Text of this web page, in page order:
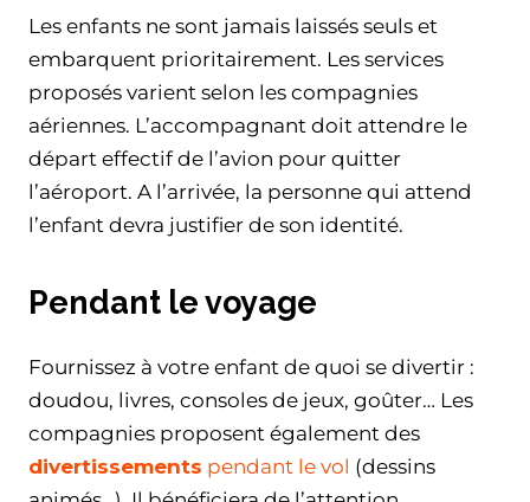
Les enfants ne sont jamais laissés seuls et
embarquent prioritairement. Les services
proposés varient selon les compagnies
aériennes. L’accompagnant doit attendre le
départ effectif de l’avion pour quitter
l’aéroport. A l’arrivée, la personne qui attend
l’enfant devra justifier de son identité.
Pendant le voyage
Fournissez à votre enfant de quoi se divertir :
doudou, livres, consoles de jeux, goûter… Les
compagnies proposent également des
divertissements pendant le vol (dessins